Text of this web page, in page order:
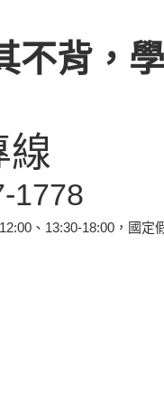
不背，
線
1778
、13:30-18:00，國定